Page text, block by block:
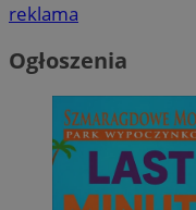
reklama
Ogłoszenia